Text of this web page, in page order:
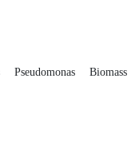
Pseudomonas Biomass